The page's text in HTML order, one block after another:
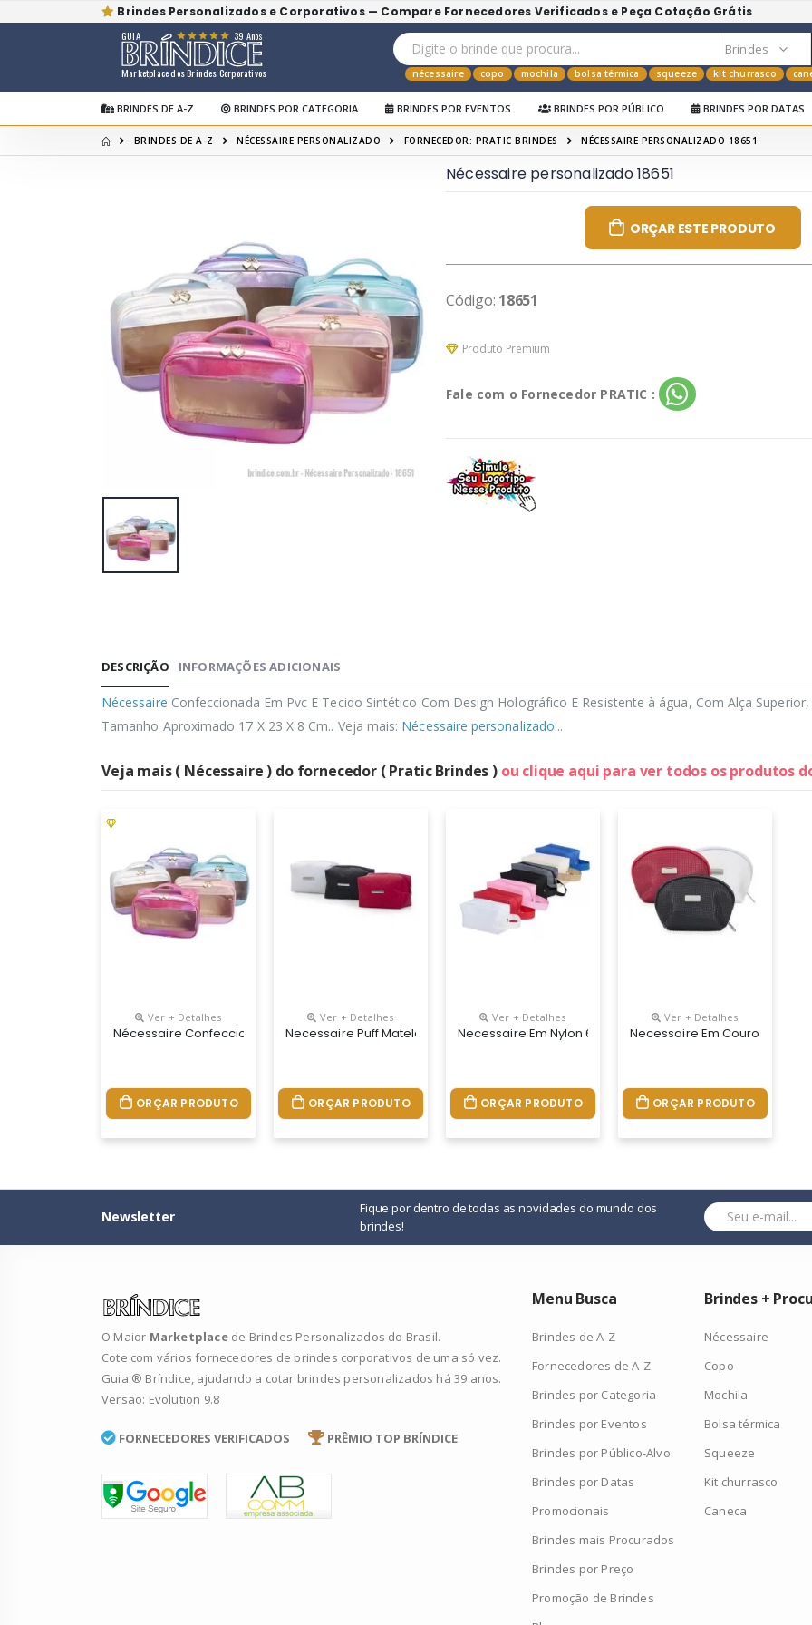
Brindes Personalizados e Corporativos — Compare Fornecedores Verificados e Peça Cotação Grátis
Marketplace dos Brindes Corporativos
GUIA 39 Anos
nécessaire copo mochila bolsa térmica squeeze kit churrasco
BRINDES DE A-Z BRINDES POR CATEGORIA BRINDES POR EVENTOS BRINDES POR PÚBLICO BRINDES POR DATAS
BRINDES DE A-Z NÉCESSAIRE PERSONALIZADO FORNECEDOR: PRATIC BRINDES NÉCESSAIRE PERSONALIZADO 18651
Nécessaire personalizado 18651
ORÇAR ESTE PRODUTO
Código: 18651
Produto Premium
Fale com o Fornecedor PRATIC :
DESCRIÇÃO INFORMAÇÕES ADICIONAIS
Nécessaire Confeccionada Em Pvc E Tecido Sintético Com Design Holográfico E Resistente à água, Com Alça
Tamanho Aproximado 17 X 23 X 8 Cm.. Veja mais: Nécessaire personalizado...
Veja mais ( Nécessaire ) do fornecedor ( Pratic Brindes ) ou clique aqui para ver todos os produtos
Ver + Detalhes
Nécessaire Confeccionada Em Pvc E Tecido Sintético Com Design Holográfico E Resistente À Água, Com Alça
ORÇAR PRODUTO
Ver + Detalhes
Necessaire Puff Matelassê Em Couro Sintético Com Abertura Superior Em Ziper, Possui
ORÇAR PRODUTO
Ver + Detalhes
Necessaire Em Nylon 600, Com Alça Lateral Externa Para
ORÇAR PRODUTO
Ver + Detalhes
Necessaire Em Couro
ORÇAR PRODUTO
Newsletter
Fique por dentro de todas as novidades do mundo dos
brindes!
O Maior Marketplace de Brindes Personalizados do Brasil.
Cote com vários fornecedores de brindes corporativos de uma só vez.
Guia ® Bríndice, ajudando a cotar brindes personalizados há 39 anos.
Versão: Evolution 9.8
FORNECEDORES VERIFICADOS PRÊMIO TOP BRÍNDICE
Menu Busca
Brindes de A-Z
Fornecedores de A-Z
Brindes por Categoria
Brindes por Eventos
Brindes por Público-Alvo
Brindes por Datas
Promocionais
Brindes mais Procurados
Brindes por Preço
Promoção de Brindes
Brindes +
Nécessaire
Copo
Mochila
Bolsa térmica
Squeeze
Kit churrasco
Caneca